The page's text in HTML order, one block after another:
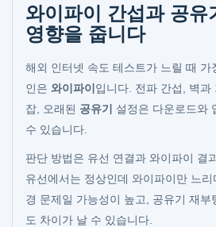
와이파이 간섭과 공유
영향을 줍니다
해외 인터넷 속도 테스트가 느릴 때 가
인은 와이파이 입니다. 전파 간섭, 벽과
잡, 오래된 공유기
설정은 다운로드와
수 있습니다.
판단 방법은 유선 연결과 와이파이 결
유선에서는 정상인데 와이파이만 느
경 문제일 가능성이 높고, 공유기 재부
도 차이가 날 수 있습니다.